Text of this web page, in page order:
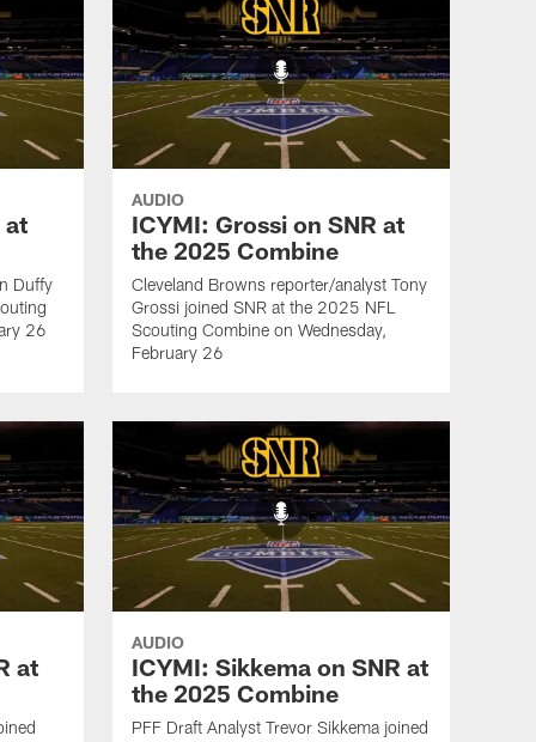
at
Duffy
26
AUDIO
ICYMI: Grossi on SNR at
the 2025 Combine
Cleveland Browns reporter/analyst Tony
Grossi joined SNR at the 2025 NFL
Scouting Combine on Wednesday,
February 26
at
AUDIO
ICYMI: Sikkema on SNR at
the 2025 Combine
PFF Draft Analyst Trevor Sikkema joined